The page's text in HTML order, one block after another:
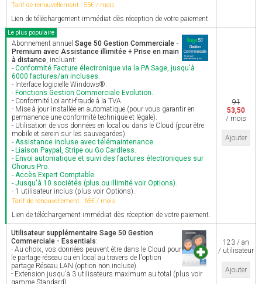
Tarif de renouvellement : 55€ / mois
Lien de téléchargement immédiat dès réception de votre paiement.
Le plus populaire
Abonnement annuel Sage 50 Gestion Commerciale -
Premium avec Assistance illimitée + Prise en main
à distance, incluant:
- Conformité Facture électronique via la PA Sage, jusqu'à
6000 factures/an incluses.
- Interface logicielle Windows®.
- Fonctions Gestion Commerciale Evolution.
- Conformité Loi anti-fraude à la TVA.
- Mise à jour installée en automatique (pour vous garantir en
permanence une conformité technique et légale).
- Utilisation de vos données en local ou dans le Cloud (pour être
mobile et serein sur les sauvegardes).
- Assistance incluse avec télémaintenance.
- Liaison Paypal, Stripe ou Go Cardless.
- Envoi automatique et suivi des factures électroniques sur
Chorus Pro.
- Accès Expert Comptable.
- Jusqu'à 10 sociétés (plus ou illimité voir Options).
- 1 utilisateur inclus (plus voir Options).
Tarif de renouvellement : 65€ / mois
Lien de téléchargement immédiat dès réception de votre paiement.
91
53,50
/ mois
Ajouter
Utilisateur supplémentaire Sage 50 Gestion
Commerciale - Essentials:
- Au choix, vos données peuvent être dans le Cloud pour
le partage réseau ou en local au travers de l'option
partage Réseau LAN (option non incluse).
- Extension jusqu'à 3 utilisateurs maximum au total (plus voir
gamme Standard).
123 / an
/ utilisateur
Ajouter